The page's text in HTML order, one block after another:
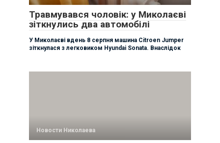
Травмувався чоловік: у Миколаєві
зіткнулись два автомобілі
У Миколаєві вдень 8 серпня машина Citroen Jumper
зіткнулася з легковиком Hyundai Sonata. Внаслідок
Новости Николаева